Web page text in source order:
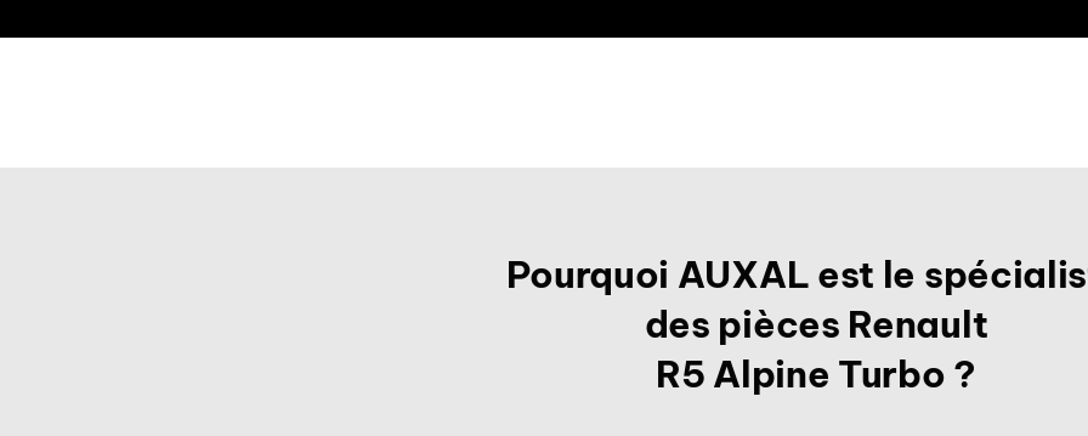
Pourquoi AUXAL est le
des pièces Renault
R5 Alpine Turbo ?